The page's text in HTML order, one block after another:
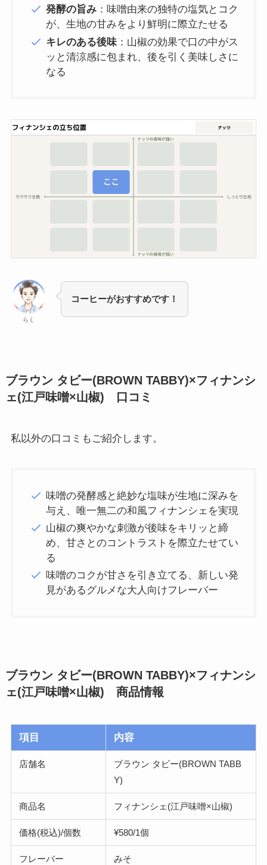
発酵の旨み ：味噌由来の独特の塩気とコク
が、生地の甘みをより鮮明に際立たせる
キレのある後味 ：山椒の効果で口の中がス
ッと清涼感に包まれ、後を引く美味しさに
なる
らく
コーヒーがおすすめです！
ブラウン タビー(BROWN TABBY)×フィナンシ
ェ(江戸味噌×山椒) 口コミ
私以外の口コミもご紹介します。
味噌の発酵感と絶妙な塩味が生地に深みを
与え、唯一無二の和風フィナンシェを実現
山椒の爽やかな刺激が後味をキリッと締
め、甘さとのコントラストを際立たせてい
る
味噌のコクが甘さを引き立てる、新しい発
見があるグルメな大人向けフレーバー
ブラウン タビー(BROWN TABBY)×フィナンシ
ェ(江戸味噌×山椒) 商品情報
項目 内容
店舗名
ブラウン タビー(BROWN TABB
Y)
商品名 フィナンシェ(江戸味噌×山椒)
価格(税込)/個数 ¥580/1個
フレーバー みそ